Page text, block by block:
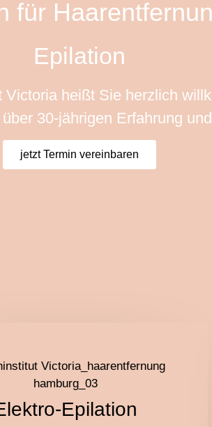
für
Epilation
Victoria heißt Sie herzlich
30-jährigen Erfahrung
jetzt Termin vereinbaren
Epilation